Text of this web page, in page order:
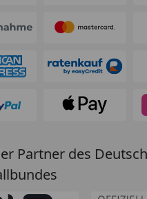
Partner des